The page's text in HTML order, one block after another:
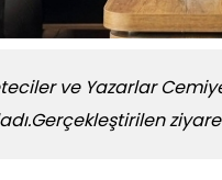
ve Yazarlar